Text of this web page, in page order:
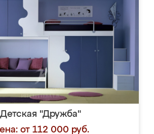
Детская "Дружба"
от 112 000 руб.